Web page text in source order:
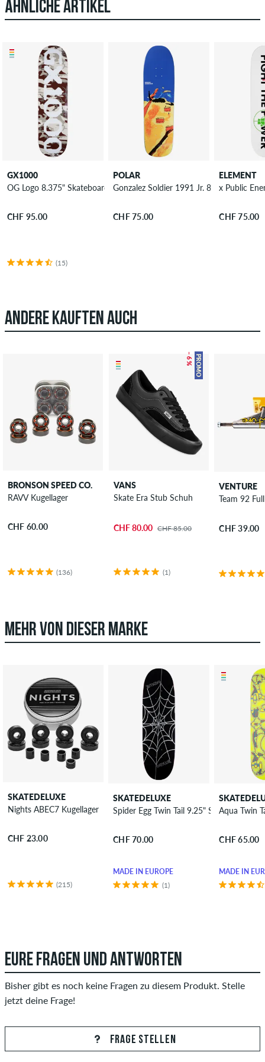
ÄHNLICHE ARTIKEL
GX1000
OG Logo 8.375" Skateboard Deck
CHF 95.00
(15)
POLAR
Gonzalez Soldier 1991 Jr. 8.65"
CHF 75.00
ELEMENT
x Public
CHF 75.00
ANDERE KAUFTEN AUCH
BRONSON SPEED CO.
RAVV Kugellager
CHF 60.00
(136)
PROMO
– 6 %
VANS
Skate Era Stub Schuh
CHF 80.00 CHF 85.00
(1)
VENTURE
Team 92
CHF 39.00
MEHR VON DIESER MARKE
SKATEDELUXE
Nights ABEC7 Kugellager
CHF 23.00
(215)
SKATEDELUXE
Spider Egg Twin Tail 9.25" Skateboard
CHF 70.00
MADE IN EUROPE
(1)
Aqua Twin
CHF 65.00
MADE IN
EURE FRAGEN UND ANTWORTEN
Bisher gibt es noch keine Fragen zu diesem Produkt. Stelle
jetzt deine Frage!
FRAGE STELLEN